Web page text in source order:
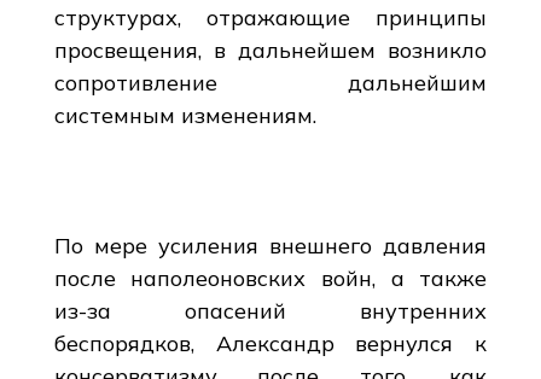
структурах, отражающие принципы
просвещения, в дальнейшем возникло
сопротивление дальнейшим
системным изменениям.
По мере усиления внешнего давления
после наполеоновских войн, а также
из-за опасений внутренних
беспорядков, Александр вернулся к